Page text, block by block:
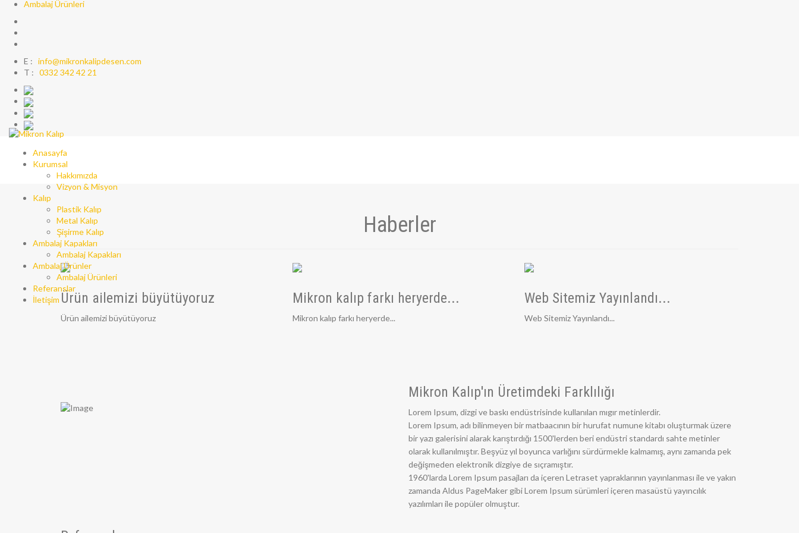
Ambalaj Ürünleri
E : info@mikronkalipdesen.com
T : 0332 342 42 21
Anasayfa
Kurumsal
Hakkımızda
Vizyon & Misyon
Kalıp
Plastik Kalıp
Metal Kalıp
Şişirme Kalıp
Ambalaj Kapakları
Ambalaj Kapakları
Ambalaj Ürünler
Ambalaj Ürünleri
Referanslar
İletişim
Haberler
Ürün ailemizi büyütüyoruz
Ürün ailemizi büyütüyoruz
Mikron kalıp farkı heryerde...
Mikron kalıp farkı heryerde...
Web Sitemiz Yayınlandı...
Web Sitemiz Yayınlandı...
Mikron Kalıp'ın Üretimdeki Farklılığı
Lorem Ipsum, dizgi ve baskı endüstrisinde kullanılan mıgır metinlerdir.
Lorem Ipsum, adı bilinmeyen bir matbaacının bir hurufat numune kitabı oluşturmak üzere
bir yazı galerisini alarak karıştırdığı 1500'lerden beri endüstri standardı sahte metinler
olarak kullanılmıştır. Beşyüz yıl boyunca varlığını sürdürmekle kalmamış, aynı zamanda pek
değişmeden elektronik dizgiye de sıçramıştır.
1960'larda Lorem Ipsum pasajları da içeren Letraset yapraklarının yayınlanması ile ve yakın
zamanda Aldus PageMaker gibi Lorem Ipsum sürümleri içeren masaüstü yayıncılık
yazılımları ile popüler olmuştur.